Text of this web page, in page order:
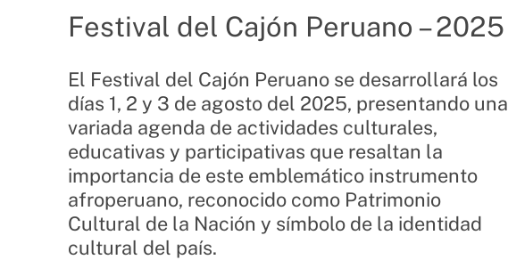
Festival del Cajón Peruano – 2025
El Festival del Cajón Peruano se desarrollará los
días 1, 2 y 3 de agosto del 2025, presentando una
variada agenda de actividades culturales,
educativas y participativas que resaltan la
importancia de este emblemático instrumento
afroperuano, reconocido como Patrimonio
Cultural de la Nación y símbolo de la identidad
cultural del país.